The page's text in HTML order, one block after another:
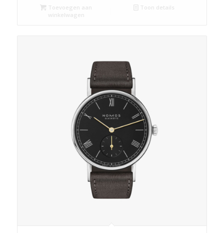
Toevoegen aan
winkelwagen
Toon details